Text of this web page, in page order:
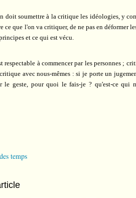
doit soumettre à la critique les idéologies, y
ce que l'on va critiquer, de ne pas en
et ce qui est vécu.
respectable à commencer par les personnes ;
avec nous-mêmes : si je porte un
le geste, pour quoi le fais-je ? qu'est-ce qui
temps